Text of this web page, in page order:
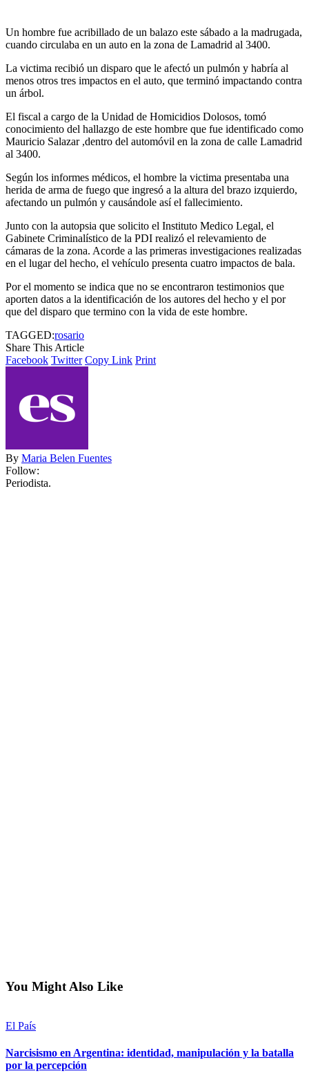
Un hombre fue acribillado de un balazo este sábado a la madrugada,
cuando circulaba en un auto en la zona de Lamadrid al 3400.
La victima recibió un disparo que le afectó un pulmón y habría al
menos otros tres impactos en el auto, que terminó impactando contra
un árbol.
El fiscal a cargo de la Unidad de Homicidios Dolosos, tomó
conocimiento del hallazgo de este hombre que fue identificado como
Mauricio Salazar ,dentro del automóvil en la zona de calle Lamadrid
al 3400.
Según los informes médicos, el hombre la victima presentaba una
herida de arma de fuego que ingresó a la altura del brazo izquierdo,
afectando un pulmón y causándole así el fallecimiento.
Junto con la autopsia que solicito el Instituto Medico Legal, el
Gabinete Criminalístico de la PDI realizó el relevamiento de
cámaras de la zona. Acorde a las primeras investigaciones realizadas
en el lugar del hecho, el vehículo presenta cuatro impactos de bala.
Por el momento se indica que no se encontraron testimonios que
aporten datos a la identificación de los autores del hecho y el por
que del disparo que termino con la vida de este hombre.
TAGGED:rosario
Share This Article
Facebook Twitter Copy Link Print
By Maria Belen Fuentes
Follow:
Periodista.
You Might Also Like
El País
Narcisismo en Argentina: identidad, manipulación y la batalla
por la percepción